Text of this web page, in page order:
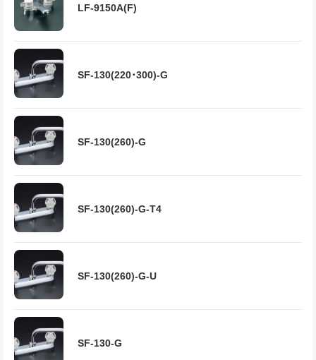
LF-9150A(F)
SF-130(220･300)-G
SF-130(260)-G
SF-130(260)-G-T4
SF-130(260)-G-U
SF-130-G